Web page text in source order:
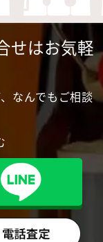
せはお気軽
なんでもご相談